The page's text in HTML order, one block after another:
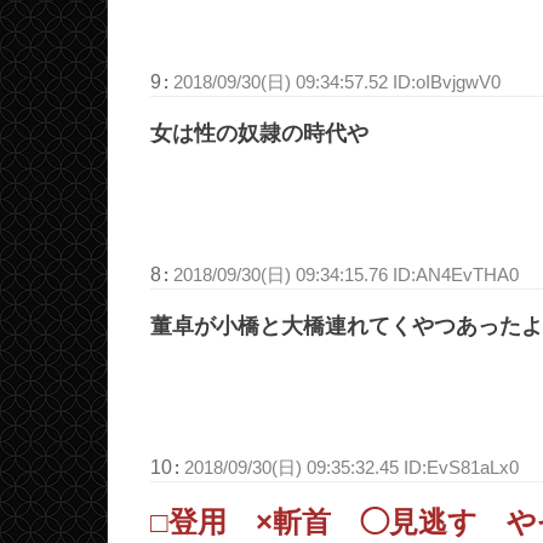
9 : 2018/09/30(日) 09:34:57.52 ID:oIBvjgwV0
女は性の奴隷の時代や
8: 2018/09/30(日) 09:34:15.76 ID:AN4EvTHA0
董卓が小橋と大橋連れてくやつあった
10: 2018/09/30(日) 09:35:32.45 ID:EvS81aLx0
□登用 ×斬首 ◯見逃す や